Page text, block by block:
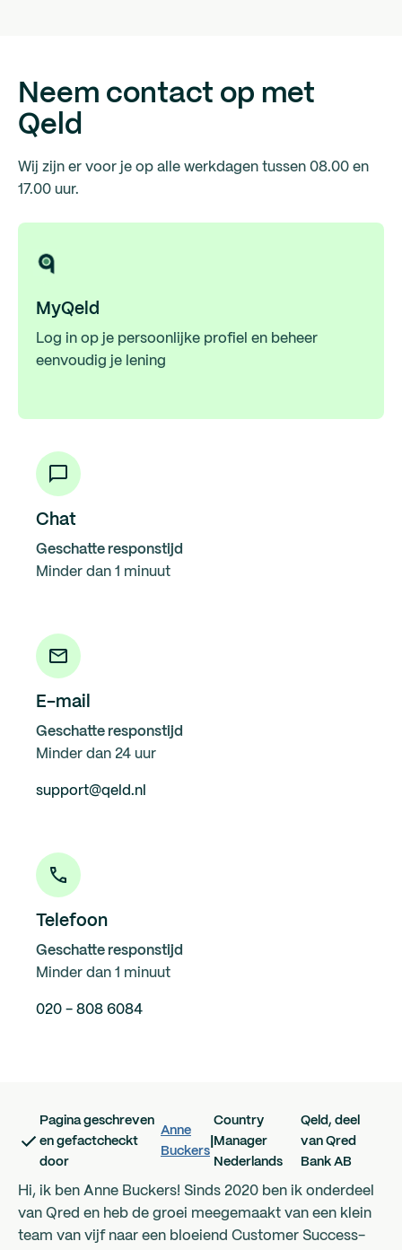
Neem contact op met
Qeld
Wij zijn er voor je op alle werkdagen tussen 08.00 en
17.00 uur.
MyQeld
Log in op je persoonlijke profiel en beheer
eenvoudig je lening
Chat
Geschatte responstijd
Minder dan 1 minuut
E-mail
Geschatte responstijd
Minder dan 24 uur
support@qeld.nl
Telefoon
Geschatte responstijd
Minder dan 1 minuut
020 - 808 6084
Pagina geschreven
en gefactcheckt
door
Anne
Buckers
Country
Manager
Nederlands
Qeld, deel
van Qred
Bank AB
Hi, ik ben Anne Buckers! Sinds 2020 ben ik onderdeel
van Qred en heb de groei meegemaakt van een klein
team van vijf naar een bloeiend Customer Success-